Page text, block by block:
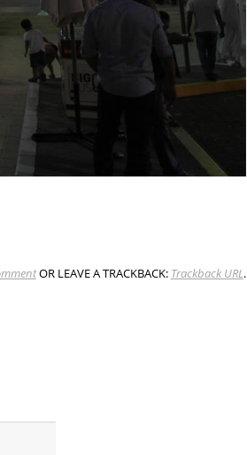
OR LEAVE A TRACKBACK: Trackback URL.